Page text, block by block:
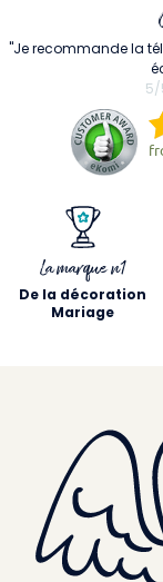
La marque n1
De la décoration
Mariage
"Je recommande la
5/